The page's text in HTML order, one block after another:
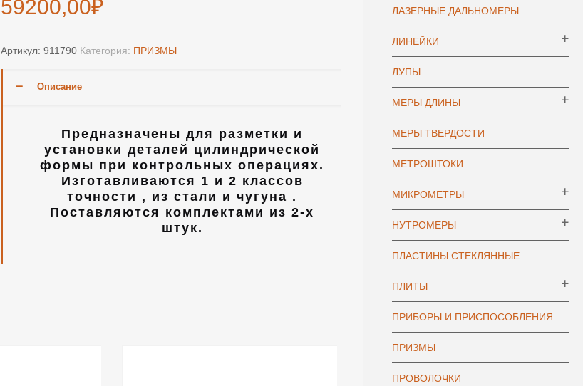
59200,00₽
Артикул:911790 Категория: ПРИЗМЫ
Описание
Предназначены для разметки и
установки деталей цилиндрической
формы при контрольных операциях.
Изготавливаются 1 и 2 классов
точности , из стали и чугуна .
Поставляются комплектами из 2-х
штук.
ЛАЗЕРНЫЕ ДАЛЬНОМЕРЫ
ЛИНЕЙКИ
ЛУПЫ
МЕРЫ ДЛИНЫ
МЕРЫ ТВЕРДОСТИ
МЕТРОШТОКИ
МИКРОМЕТРЫ
НУТРОМЕРЫ
ПЛАСТИНЫ СТЕКЛЯННЫЕ
ПЛИТЫ
ПРИБОРЫ И ПРИСПОСОБЛЕНИЯ
ПРИЗМЫ
ПРОВОЛОЧКИ